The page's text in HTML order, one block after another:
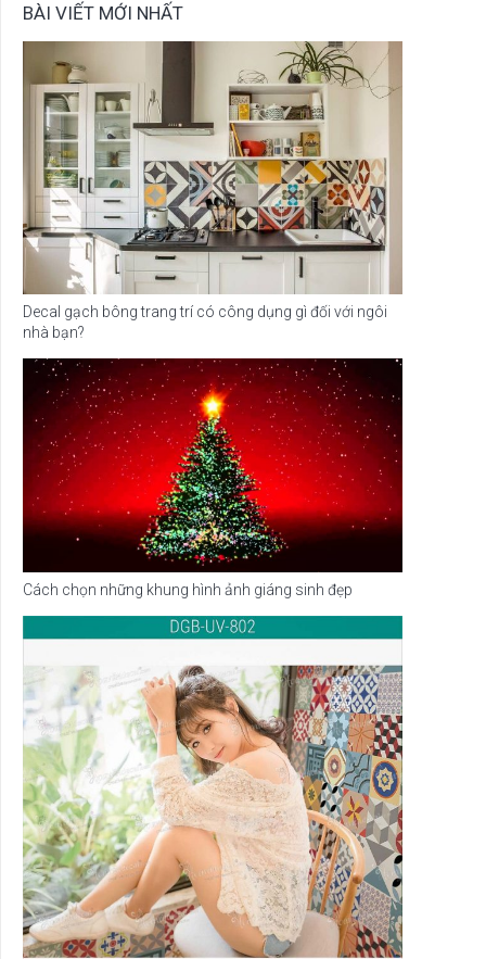
BÀI VIẾT MỚI NHẤT
Decal gạch bông trang trí có công dụng gì đối với ngôi
nhà bạn?
Cách chọn những khung hình ảnh giáng sinh đẹp